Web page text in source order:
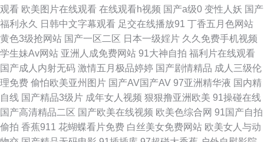
飞 A级曰逼视频 夜色福利影院导航 欧美91海角视频 国产高潮国产精品久久
日比打炮 久久五区 大香蕉伊 a片污在线国产精品 91青青艹 亚洲成AV人国产
电影 人妻熟妇一区二区三区 精品国产精品国产精品 99热青草丁香社区 91狼
友社在线观看 亚洲无码天堂网 www日韩 超碰成人在线真实国产 亚洲色五月
五月婷婷 91蝌蚪在线视频 91n一页二页三页 日韩视频中文字幕 国产午夜网
观看 欧美图片在线观看 在线观看h视频 国产a级0 变性人妖 国产
福利永久
日韩中文字幕观看 足交在线播放91 丁香五月色网站
黄色3级抢网站 国产一区二区 日本一级婬片 久久免费手机视频
学生妹Av网站 亚洲人成免费网站 91大神自拍 福利片在线观看
国产成人内射无码 激情五月极品婷婷 国产剧情精品 成人三级伦
理免费 偷怕欧美亚州图片 国产AV国产AV 97亚洲精华液 国内精
自线 国产精品3级片 成年女人视频 狠狠撸亚洲欧美 91操碰在线
国产高清精品二区 国产欧美在线视频 欧美色综合网 91国产自拍
偷拍 香蕉911 花蝴蝶看片免费 白丝美女免费网站 欧美女人与动